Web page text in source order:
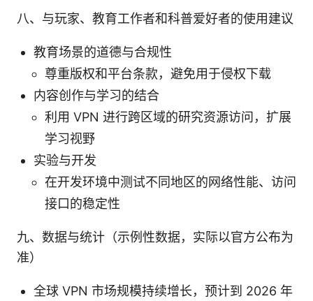
八、与玩家、教育工作者和科普爱好者的使用建议
教育场景的道德与合规性
尊重版权和平台条款，避免用于侵权下载
内容创作与学习的结合
利用 VPN 进行跨区域的研究资源访问，扩展
学习视野
实验与开发
在开发环境中测试不同地区的网络性能、访问
接口的稳定性
九、数据与统计（示例性数据，实际以官方公布为
准）
全球 VPN 市场规模持续增长，预计到 2026 年